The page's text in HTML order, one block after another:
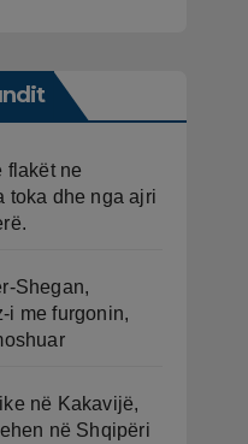
flakët ne
toka dhe nga ajri
Shegan,
i me furgonin,
në Kakavijë,
në Shqipëri